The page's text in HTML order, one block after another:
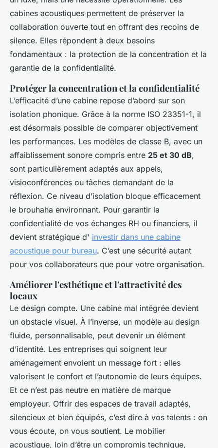
cabines acoustiques permettent de préserver la
collaboration ouverte tout en offrant des recoins de
silence. Elles répondent à deux besoins
fondamentaux : la protection de la concentration et la
garantie de la confidentialité.
Protéger la concentration et la confidentialité
L’efficacité d’une cabine repose d’abord sur son
isolation phonique. Grâce à la norme ISO 23351-1, il
est désormais possible de comparer objectivement
les performances. Les modèles de classe B, avec un
affaiblissement sonore compris entre 25 et 30 dB,
sont particulièrement adaptés aux appels,
visioconférences ou tâches demandant de la
réflexion. Ce niveau d’isolation bloque efficacement
le brouhaha environnant. Pour garantir la
confidentialité de vos échanges RH ou financiers, il
devient stratégique d' investir dans une cabine
acoustique pour bureau. C’est une sécurité autant
pour vos collaborateurs que pour votre organisation.
Améliorer l'esthétique et l'attractivité des
locaux
Le design compte. Une cabine mal intégrée devient
un obstacle visuel. À l’inverse, un modèle au design
fluide, personnalisable, peut devenir un élément
d’identité. Les entreprises qui soignent leur
aménagement envoient un message fort : elles
valorisent le confort et l’autonomie de leurs équipes.
Et ce n’est pas neutre en matière de marque
employeur. Offrir des espaces de travail adaptés,
silencieux et bien équipés, c’est dire à vos talents : on
vous écoute, on vous soutient. Le mobilier
acoustique, loin d’être un compromis technique,